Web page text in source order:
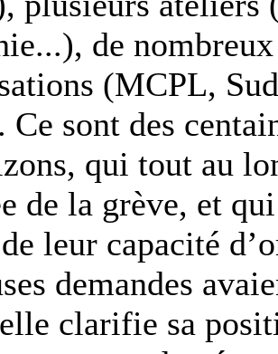
de
(MCPL,
Ce sont des
qui tout au
de la grève, et
leur capacité
demandes
clarifie sa